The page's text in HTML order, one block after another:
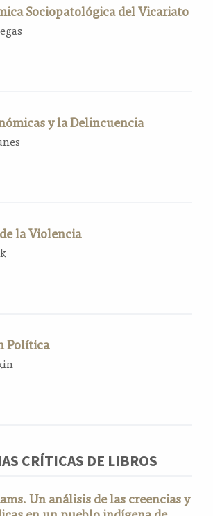
Sociopatológica del Vicariato
y la Delincuencia
la Violencia
Política
CRÍTICAS DE LIBROS
Un análisis de las creencias y